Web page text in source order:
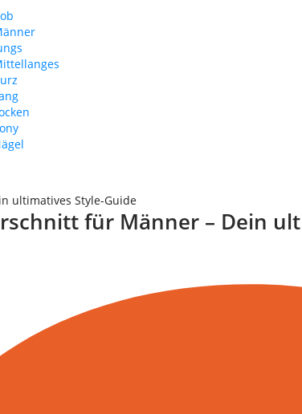
ultimatives Style-Guide
für Männer – Dein